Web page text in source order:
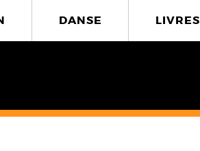
DANSE LIVRES